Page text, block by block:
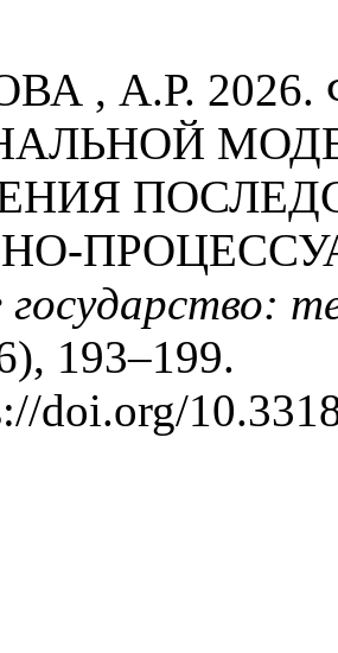
, А.Р.
государство:
193–199.
doi.org/